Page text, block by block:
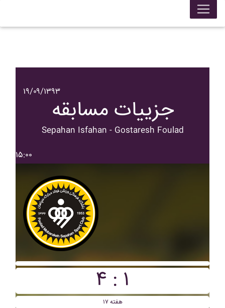
۱۹/۰۹/۱۳۹۳
جزییات مسابقه
Sepahan Isfahan - Gostaresh Foulad
۱۵:۰۰
۴ : ۱
هفته ۱۷